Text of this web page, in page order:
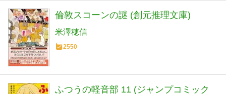
倫敦スコーンの謎 (創元推理文庫)
米澤穂信
2550
ふつうの軽音部 11 (ジャンプコミック